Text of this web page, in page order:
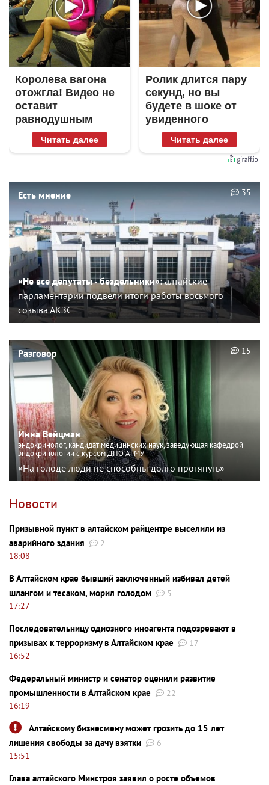
Королева вагона
отожгла! Видео не
оставит
равнодушным
Читать далее
Ролик длится пару
секунд, но вы
будете в шоке от
увиденного
Читать далее
Есть мнение
«Не все депутаты - бездельники»:алтайские
парламентарии подвели итоги работы восьмого
созыва АКЗС
35
Разговор
Инна Вейцман
эндокринолог, кандидат медицинских наук, заведующая кафедрой
эндокринологии с курсом ДПО АГМУ
«На голоде люди не способны долго протянуть»
15
Новости
Призывной пункт в алтайском райцентре выселили из
аварийного здания
2
18:08
В Алтайском крае бывший заключенный избивал детей
шлангом и тесаком, морил голодом
5
17:27
Последовательницу одиозного иноагента подозревают в
призывах к терроризму в Алтайском крае
17
16:52
Федеральный министр и сенатор оценили развитие
промышленности в Алтайском крае
22
16:19
Алтайскому бизнесмену может грозить до 15 лет
лишения свободы за дачу взятки
6
15:51
Глава алтайского Минстроя заявил о росте объемов